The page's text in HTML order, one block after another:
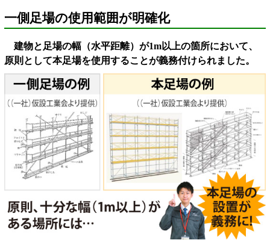
一側足場の使用範囲が明確化
建物と足場の幅（水平距離）が1m以上の箇所において、
原則として本足場を使用することが義務付けられました。